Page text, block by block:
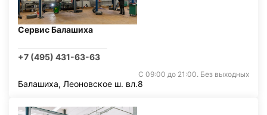
Сервис Балашиха
+7 (495) 431-63-63
С 09:00 до 21:00. Без выходных
Балашиха, Леоновское ш. вл.8